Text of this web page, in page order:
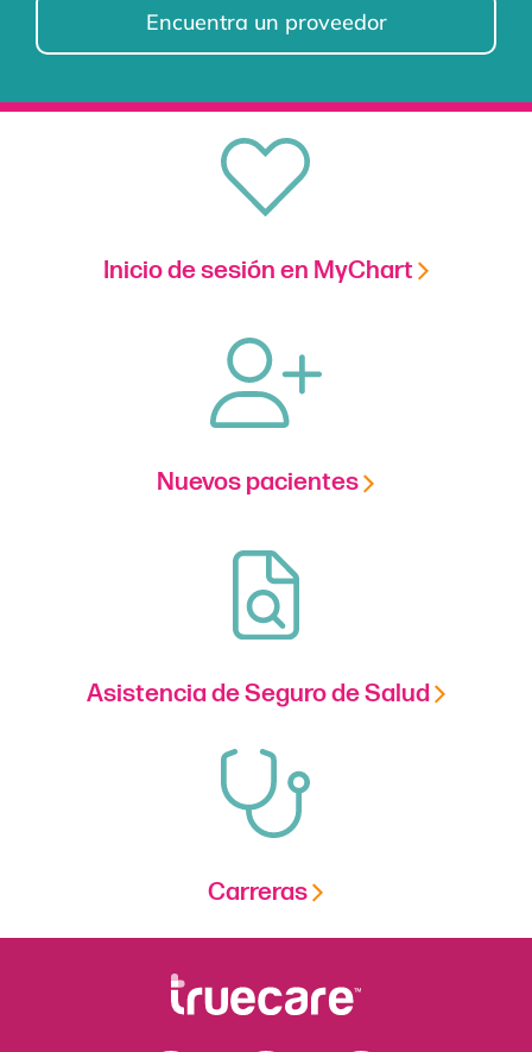
Encuentra un proveedor
Inicio de sesión en MyChart
Nuevos pacientes
Asistencia de Seguro de Salud
Carreras